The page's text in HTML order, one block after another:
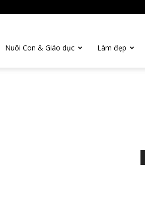
Nuôi Con & Giáo dục Làm đẹp